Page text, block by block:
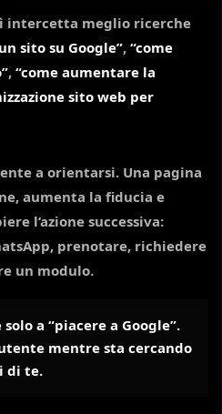
intercetta meglio ricerche
sito su Google”, “come
, “come aumentare la
sito web per
a orientarsi. Una pagina
aumenta la fiducia e
l’azione successiva:
prenotare, richiedere
un modulo.
a “piacere a Google”.
mentre sta cercando
di te.